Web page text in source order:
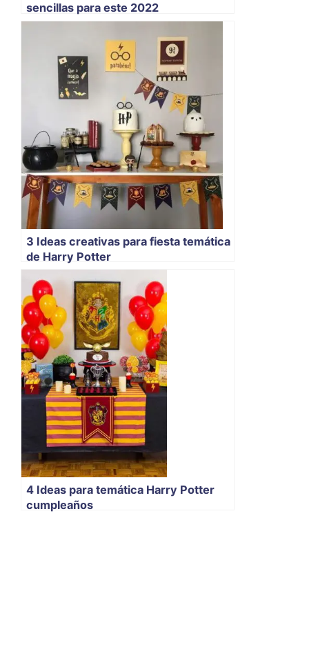
sencillas para este 2022
3 Ideas creativas para fiesta temática
de Harry Potter
4 Ideas para temática Harry Potter
cumpleaños